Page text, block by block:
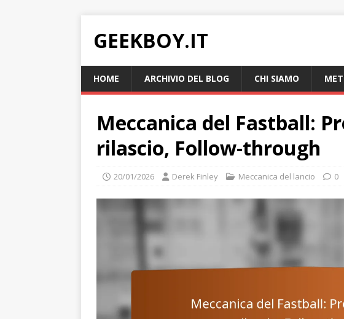
GEEKBOY.IT
HOME ARCHIVIO DEL BLOG CHI SIAMO
Meccanica del Fastball:
rilascio, Follow-through
20/01/2026 Derek Finley Meccanica del lancio 0